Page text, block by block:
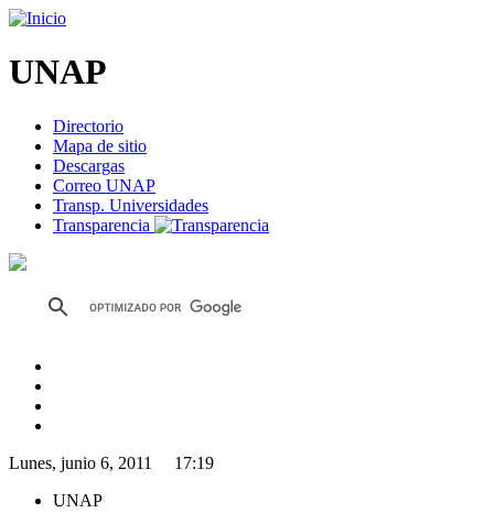
UNAP
Directorio
Mapa de sitio
Descargas
Correo UNAP
Transp. Universidades
Transparencia
Lunes, junio 6, 2011 17:19
UNAP